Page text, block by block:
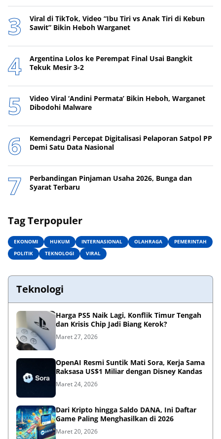
Viral di TikTok, Video “Ibu Tiri vs Anak Tiri di Kebun
Sawit” Bikin Heboh Warganet
Argentina Lolos ke Perempat Final Usai Bangkit
Tekuk Mesir 3-2
Video Viral ‘Andini Permata’ Bikin Heboh, Warganet
Dibodohi Malware
Kemendagri Percepat Digitalisasi Pelaporan Satpol PP
Demi Satu Data Nasional
Perbandingan Pinjaman Usaha 2026, Bunga dan
Syarat Terbaru
Tag Terpopuler
EKONOMI HUKUM INTERNASIONAL OLAHRAGA
PEMERINTAH
POLITIK
TEKNOLOGI VIRAL
Teknologi
Harga PS5 Naik Lagi, Konflik Timur Tengah
dan Krisis Chip Jadi Biang Kerok?
Maret 27, 2026
OpenAI Resmi Suntik Mati Sora, Kerja Sama
Raksasa US$1 Miliar dengan Disney Kandas
Maret 24, 2026
Dari Kripto hingga Saldo DANA, Ini Daftar
Game Paling Menghasilkan di 2026
Maret 20, 2026